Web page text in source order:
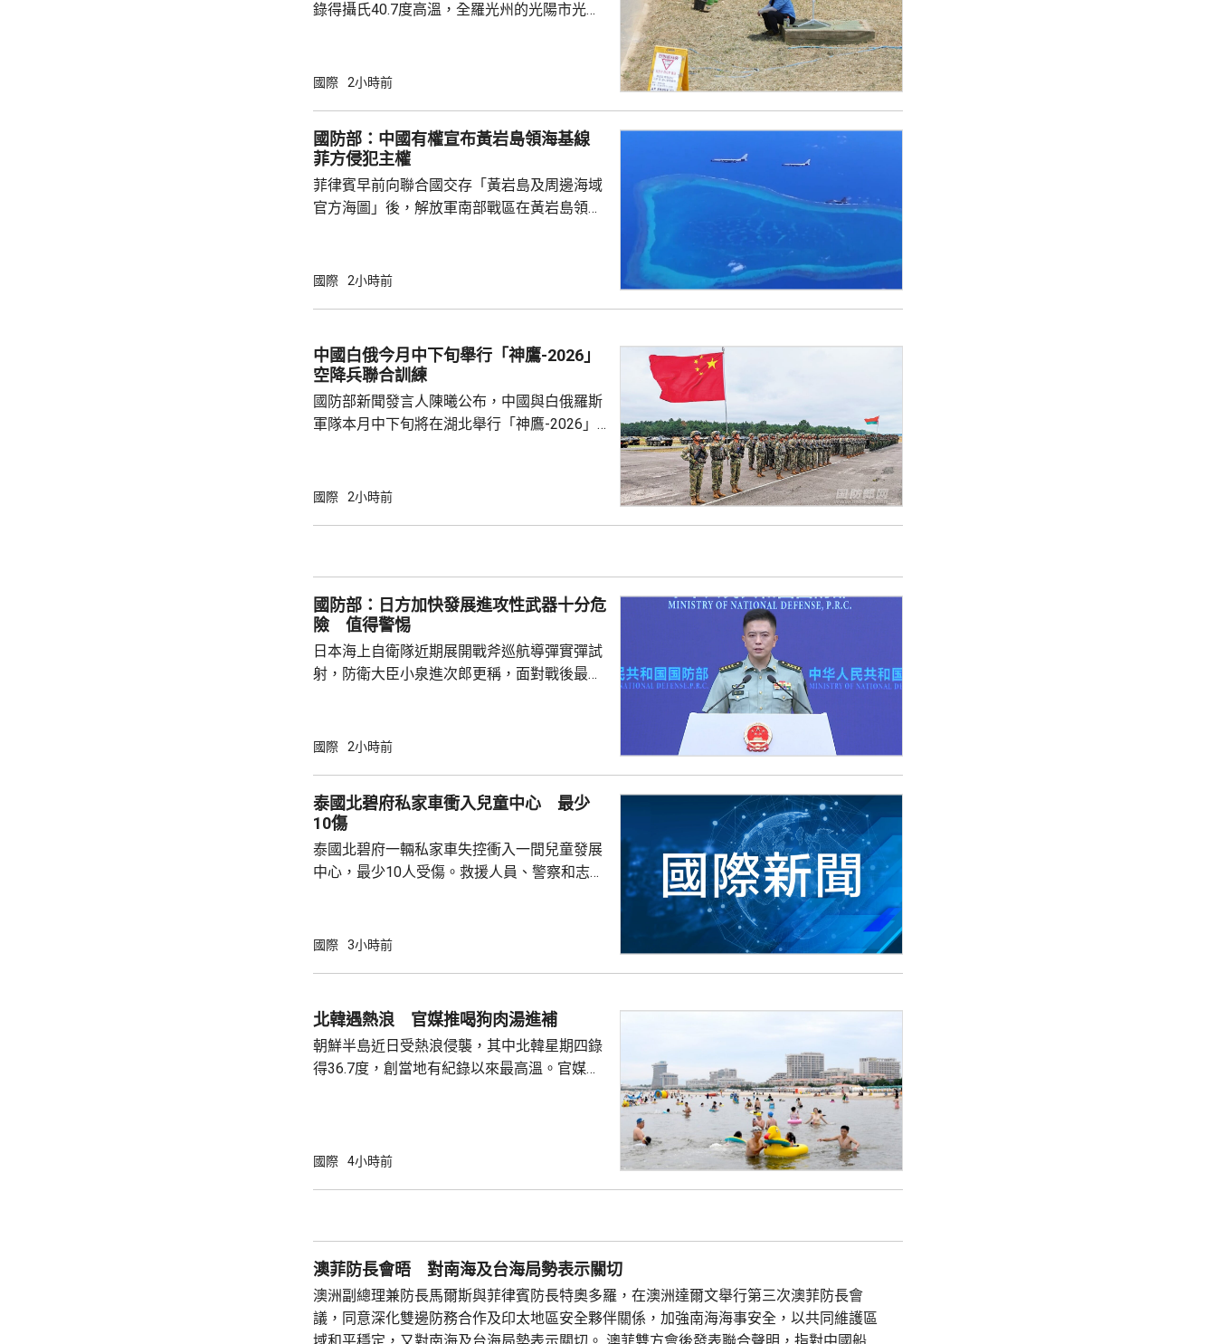
錄得攝氏40.7度高溫，全羅光州的光陽市光陽
越、京畿道驪州市金沙面，及慶尚南道密陽市
溫超過33度，是自1973年有紀錄以來同期第
四高。夜間最低氣溫保持在25度或以上的「熱
帶夜」亦...
國際 2小時前
國防部：中國有權宣布黃岩島領海基線
菲方侵犯主權
菲律賓早前向聯合國交存「黃岩島及周邊海域
官方海圖」後，解放軍南部戰區在黃岩島領
被菲方批評是非法行為。 國防部新聞發言人陳
據國際法宣布黃岩島領海基線的國家，譴責菲
方行徑嚴重侵犯中國領土主權，違反國際法與
國際關係基本準則，非法無效，而中方組織...
國際 2小時前
中國白俄今月中下旬舉行「神鷹-2026」
空降兵聯合訓練
國防部新聞發言人陳曦公布，中國與白俄羅斯
軍隊本月中下旬將在湖北舉行「神鷹-2026」
剿與固守等演練，是雙方第4次舉行有關系列
恐行動為背景的「雄鷹突擊-2024」陸軍聯合
訓練。至於「神鷹」系列對上一次...
國際 2小時前
國防部：日方加快發展進攻性武器十分危
險 值得警惕
日本海上自衛隊近期展開戰斧巡航導彈實彈試
射，防衛大臣小泉進次郎更稱，面對戰後最嚴
批評日方加快發展進攻性武器的動向日益猖
守防衛規制，加速推進再軍事化的藉口。 陳曦
說，真正威脅日本安全、地區和平穩定的，恰
恰是日本國內謀求擴軍備武、加速再軍事化...
國際 2小時前
泰國北碧府私家車衝入兒童中心 最少
10傷
泰國北碧府一輛私家車失控衝入一間兒童發展
中心，最少10人受傷。救援人員、警察和志願
國際 3小時前
北韓遇熱浪 官媒推喝狗肉湯進補
朝鮮半島近日受熱浪侵襲，其中北韓星期四錄
得36.7度，創當地有紀錄以來最高溫。官媒
食品進補。《勞動新聞》另一篇專題文章形容
國際 4小時前
澳菲防長會晤 對南海及台海局勢表示關切
澳洲副總理兼防長馬爾斯與菲律賓防長特奧多羅，在澳洲達爾文舉行第三次澳菲防長會
議，同意深化雙邊防務合作及印太地區安全夥伴關係，加強南海海事安全，以共同維護區